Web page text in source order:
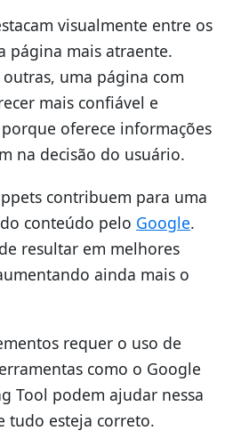
visualmente entre os
página mais atraente.
uma página com
mais confiável e
oferece informações
na decisão do usuário.
contribuem para uma
conteúdo pelo Google.
resultar em melhores
ainda mais o
requer o uso de
como o Google
Tool podem ajudar nessa
tudo esteja correto.